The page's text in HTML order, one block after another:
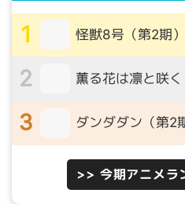
1 怪獣8号（第2期）
2 薫る花は凛と咲く
3 ダンダダン（第2
>> 今期アニメラ